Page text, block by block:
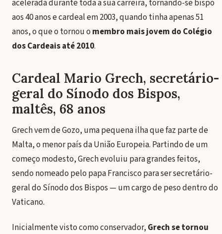
acelerada durante toda a sua carreira, tornando-se bispo
aos 40 anos e cardeal em 2003, quando tinha apenas 51
anos, o que o tornou o membro mais jovem do Colégio
dos Cardeais até 2010.
Cardeal Mario Grech, secretário-
geral do Sínodo dos Bispos,
maltês, 68 anos
Grech vem de Gozo, uma pequena ilha que faz parte de
Malta, o menor país da União Europeia. Partindo de um
começo modesto, Grech evoluiu para grandes feitos,
sendo nomeado pelo papa Francisco para ser secretário-
geral do Sínodo dos Bispos — um cargo de peso dentro do
Vaticano.
Inicialmente visto como conservador, Grech se tornou